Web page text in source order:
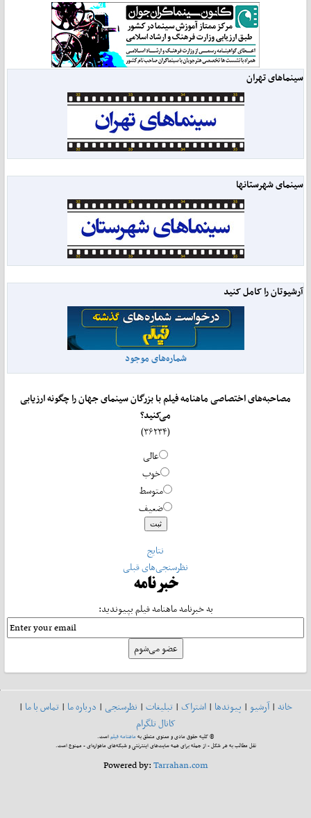
سینماهای تهران
سینمای شهرستانها
آرشیوتان را کامل کنید
شماره‌های موجود
مصاحبه‌های اختصاصی ماهنامه فیلم با بزرگان سینمای جهان را چگونه ارزیابی
می‌کنید؟
عالی
خوب
متوسط
ضعیف
نتایج
نظرسنجی‌های قبلی
خبرنامه
به خبرنامه ماهنامه فیلم بپیوندید:
خانه|آرشیو| پیوندها| اشتراک| تبلیغات| نظرسنجی| درباره ما| تماس با ما|
کانال تلگرام
© کلیه حقوق مادی و معنوی متعلق بهماهنامه فیلماست.
نقل مطالب به هر شکل - از جمله برای همه سایت‌های اینترنتی و شبکه‌های ماهواره‌ای - ممنوع است.
Powered by:Tarrahan.com